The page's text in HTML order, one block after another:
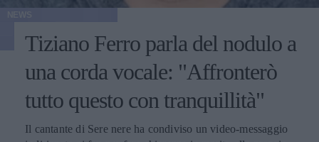
Tiziano Ferro parla del nodulo a
una corda vocale: "Affronterò
tutto questo con tranquillità"
Il cantante di Sere nere ha condiviso un video-messaggio